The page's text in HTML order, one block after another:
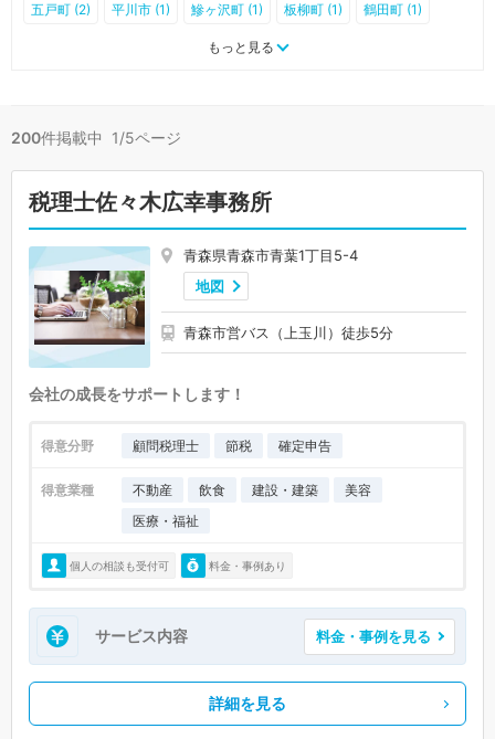
五戸町 (2) 平川市 (1) 鰺ヶ沢町 (1) 板柳町 (1) 鶴田町 (1)
大間町 (1)
七戸町 (0) 六戸町 (0)
新郷村 (0)
もっと見る
200件掲載中 1/5ページ
税理士佐々木広幸事務所
青森県青森市青葉1丁目5-4
地図
青森市営バス（上玉川）徒歩5分
会社の成長をサポートします！
得意分野 顧問税理士 節税 確定申告
得意業種 不動産 飲食 建設・建築
美容
医療・福祉
個人の相談も受付可 料金・事例あり
サービス内容 料金・事例を見る
詳細を見る